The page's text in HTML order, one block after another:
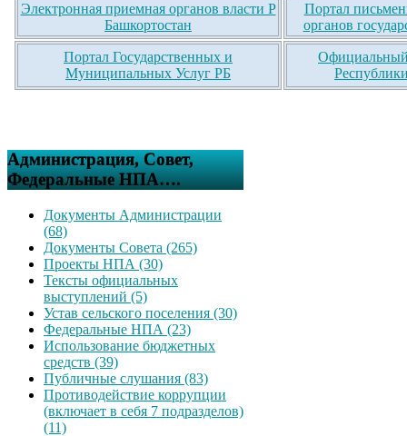
Электронная приемная органов власти Р
Башкортостан
Портал
органов
Портал Государственных и
Муниципальных Услуг РБ
Официальный
Администрация, Совет,
Федеральные НПА….
Документы Администрации
(68)
Документы Совета (265)
Проекты НПА (30)
Тексты официальных
выступлений (5)
Устав сельского поселения (30)
Федеральные НПА (23)
Использование бюджетных
средств (39)
Публичные слушания (83)
Противодействие коррупции
(включает в себя 7 подразделов)
(11)